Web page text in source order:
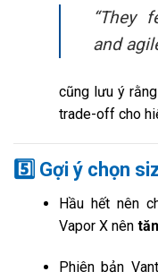
“They
and
cũng lưu ý
trade-off cho
5️⃣ Gợi ý chọn
Hầu hết nên
Vapor X nên
Phiên bản